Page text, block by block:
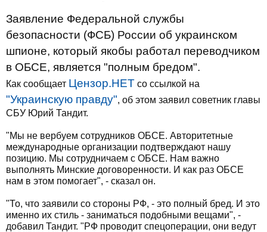
Заявление Федеральной службы
безопасности (ФСБ) России об украинском
шпионе, который якобы работал переводчиком
в ОБСЕ, является "полным бредом".
Как сообщает Цензор.НЕТ со ссылкой на
"Украинскую правду", об этом заявил советник главы
СБУ Юрий Тандит.
"Мы не вербуем сотрудников ОБСЕ. Авторитетные
международные организации подтверждают нашу
позицию. Мы сотрудничаем с ОБСЕ. Нам важно
выполнять Минские договоренности. И как раз ОБСЕ
нам в этом помогает", - сказал он.
"То, что заявили со стороны РФ, - это полный бред. И это
именно их стиль - заниматься подобными вещами", -
добавил Тандит. "РФ проводит спецоперации, они ведут